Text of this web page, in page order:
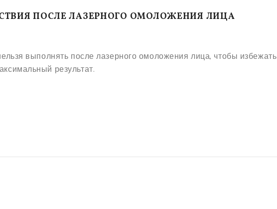
ПОСЛЕ ЛАЗЕРНОГО ОМОЛОЖЕНИЯ ЛИЦА
выполнять после лазерного омоложения лица, чтобы избежать
результат.